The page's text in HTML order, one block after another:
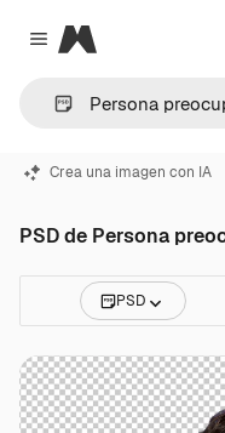
Close menu
Magnific
Crea una imagen con IA
PSD de Persona
PSD